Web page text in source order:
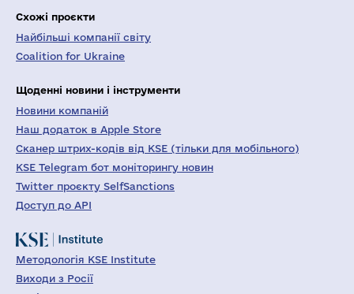
Схожі проєкти
Найбільші компанії світу
Coalition for Ukraine
Щоденні новини і інструменти
Новини компаній
Наш додаток в Apple Store
Сканер штрих-кодів від KSE (тільки для мобільного)
KSE Telegram бот моніторингу новин
Twitter проєкту SelfSanctions
Доступ до API
Методологія KSE Institute
Виходи з Росії